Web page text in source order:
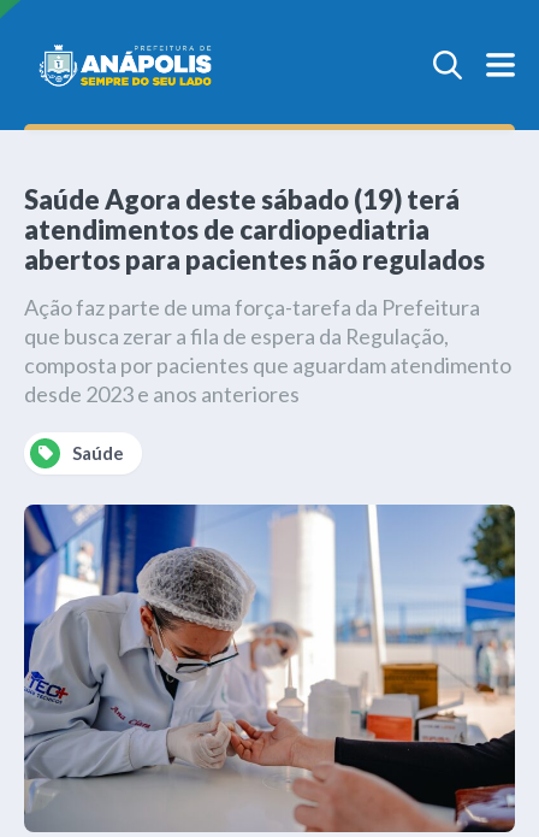
Saúde Agora deste sábado (19) terá
atendimentos de cardiopediatria
abertos para pacientes não regulados
Ação faz parte de uma força-tarefa da Prefeitura
que busca zerar a fila de espera da Regulação,
composta por pacientes que aguardam atendimento
desde 2023 e anos anteriores
Saúde